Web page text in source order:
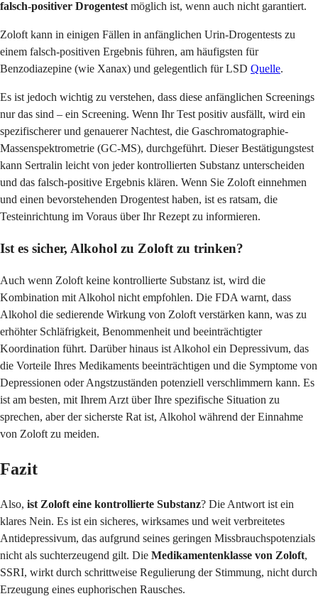
falsch-positiver Drogentest möglich ist, wenn auch nicht garantiert.
Zoloft kann in einigen Fällen in anfänglichen Urin-Drogentests zu
einem falsch-positiven Ergebnis führen, am häufigsten für
Benzodiazepine (wie Xanax) und gelegentlich für LSD Quelle.
Es ist jedoch wichtig zu verstehen, dass diese anfänglichen Screenings
nur das sind – ein Screening. Wenn Ihr Test positiv ausfällt, wird ein
spezifischerer und genauerer Nachtest, die Gaschromatographie-
Massenspektrometrie (GC-MS), durchgeführt. Dieser Bestätigungstest
kann Sertralin leicht von jeder kontrollierten Substanz unterscheiden
und das falsch-positive Ergebnis klären. Wenn Sie Zoloft einnehmen
und einen bevorstehenden Drogentest haben, ist es ratsam, die
Testeinrichtung im Voraus über Ihr Rezept zu informieren.
Ist es sicher, Alkohol zu Zoloft zu trinken?
Auch wenn Zoloft keine kontrollierte Substanz ist, wird die
Kombination mit Alkohol nicht empfohlen. Die FDA warnt, dass
Alkohol die sedierende Wirkung von Zoloft verstärken kann, was zu
erhöhter Schläfrigkeit, Benommenheit und beeinträchtigter
Koordination führt. Darüber hinaus ist Alkohol ein Depressivum, das
die Vorteile Ihres Medikaments beeinträchtigen und die Symptome von
Depressionen oder Angstzuständen potenziell verschlimmern kann. Es
ist am besten, mit Ihrem Arzt über Ihre spezifische Situation zu
sprechen, aber der sicherste Rat ist, Alkohol während der Einnahme
von Zoloft zu meiden.
Fazit
Also, ist Zoloft eine kontrollierte Substanz? Die Antwort ist ein
klares Nein. Es ist ein sicheres, wirksames und weit verbreitetes
Antidepressivum, das aufgrund seines geringen Missbrauchspotenzials
nicht als suchterzeugend gilt. Die Medikamentenklasse von Zoloft,
SSRI, wirkt durch schrittweise Regulierung der Stimmung, nicht durch
Erzeugung eines euphorischen Rausches.